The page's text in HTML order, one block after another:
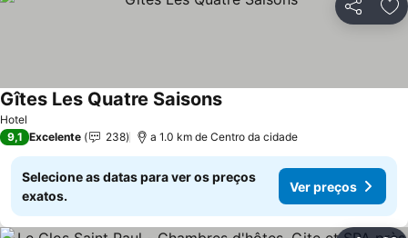
Partilhar
Hotel
Gîtes Les Quatre Saisons
9,1 Excelente 238 a 1.0 km de Centro da cidade
Selecione as datas para ver os preços
exatos.
Ver preços